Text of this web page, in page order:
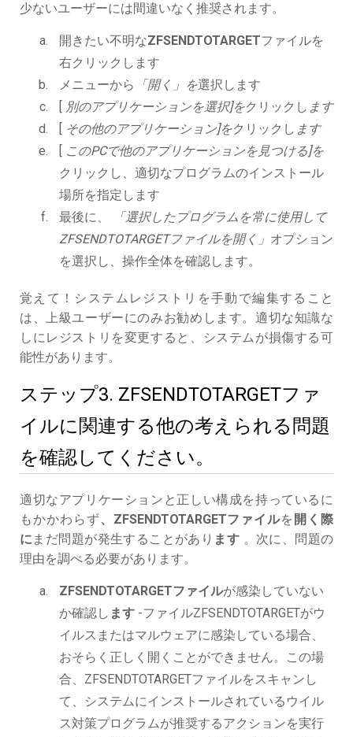
少ないユーザーには間違いなく推奨されます。
開きたい不明なZFSENDTOTARGETファイルを
右クリックします
メニューから
「開く」を選択します
[ 別のアプリケーションを選択]をクリックし ます
[ その他のアプリケーション]をクリックし ます
[ このPCで他のアプリケーションを見つける]を
クリックし、適切なプログラムのインストール
場所を指定します
最後に、
「選択したプログラムを常に使用して
ZFSENDTOTARGETファイルを開く」 オプション
を選択し、操作全体を確認します。
覚えて！システムレジストリを手動で編集すること
は、上級ユーザーにのみお勧めします。適切な知識な
しにレジストリを変更すると、システムが損傷する可
能性があります。
ステップ3. ZFSENDTOTARGETファ
イルに関連する他の考えられる問題
を確認してください。
適切なアプリケーションと正しい構成を持っているに
もかかわらず、ZFSENDTOTARGETファイルを 開く際
に まだ問題が発生することがあり ます 。次に、問題の
理由を調べる必要があります。
ZFSENDTOTARGETファイルが感染していない
か確認し ます -ファイルZFSENDTOTARGETがウ
イルスまたはマルウェアに感染している場合、
おそらく正しく開くことができません。この場
合、ZFSENDTOTARGETファイルをスキャンし
て、システムにインストールされているウイル
ス対策プログラムが推奨するアクションを実行